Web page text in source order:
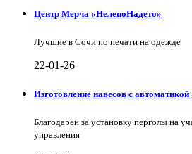
Центр Мерча «НелепоНадето»
Лучшие в Сочи по печати на одежде
22-01-26
Изготовление навесов с
Благодарен за установку перголы на
управления